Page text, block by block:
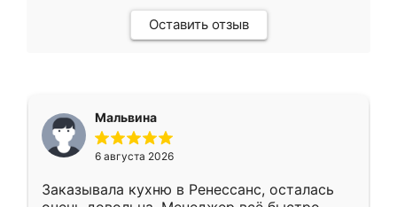
Оставить отзыв
Мальвина
6 августа 2026
Заказывала кухню в Ренессанс, осталась